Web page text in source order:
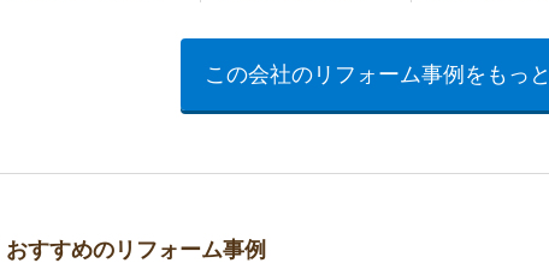
この会社のリフォーム事例をもっ
おすすめのリフォーム事例